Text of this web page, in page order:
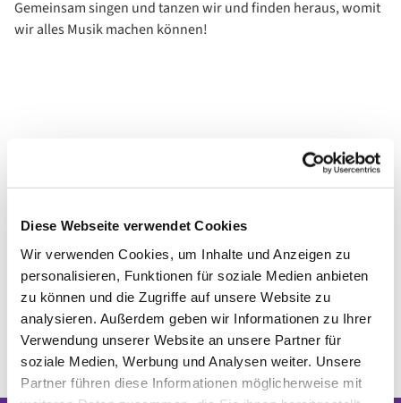
Diese Webseite verwendet Cookies
Wir verwenden Cookies, um Inhalte und Anzeigen zu
personalisieren, Funktionen für soziale Medien anbieten
zu können und die Zugriffe auf unsere Website zu
analysieren. Außerdem geben wir Informationen zu Ihrer
Verwendung unserer Website an unsere Partner für
soziale Medien, Werbung und Analysen weiter. Unsere
Partner führen diese Informationen möglicherweise mit
Gemeinsam singen und tanzen wir und finden heraus, womit
wir alles Musik machen können!